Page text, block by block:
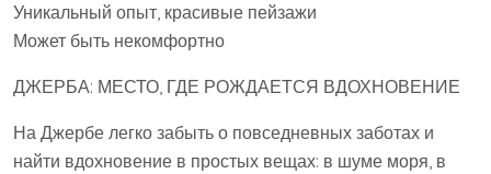
Уникальный опыт, красивые пейзажи
Может быть некомфортно
ДЖЕРБА: МЕСТО, ГДЕ РОЖДАЕТСЯ ВДОХНОВЕНИЕ
На Джербе легко забыть о повседневных заботах и
найти вдохновение в простых вещах: в шуме моря, в